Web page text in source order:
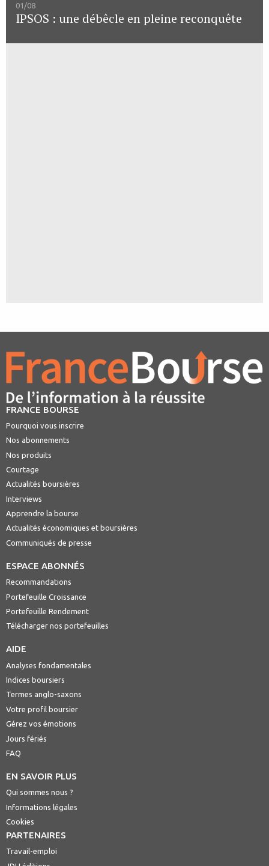
01/08
IPSOS : une débêcle en pleine reconquête
FRANCE BOURSE
Pourquoi vous inscrire
Nos abonnements
Nos produits
Courtage
Actualités boursières
Interviews
Apprendre la bourse
Actualités économiques et boursières
Communiqués de presse
ESPACE ABONNÉS
Recommandations
Portefeuille Croissance
Portefeuille Rendement
Télécharger nos portefeuilles
AIDE
Analyses fondamentales
Indices boursiers
Termes anglo-saxons
Votre profil boursier
Gérez vos émotions
Jours fériés
FAQ
EN SAVOIR PLUS
Qui sommes nous ?
Informations légales
Cookies
PARTENAIRES
Travail-emploi